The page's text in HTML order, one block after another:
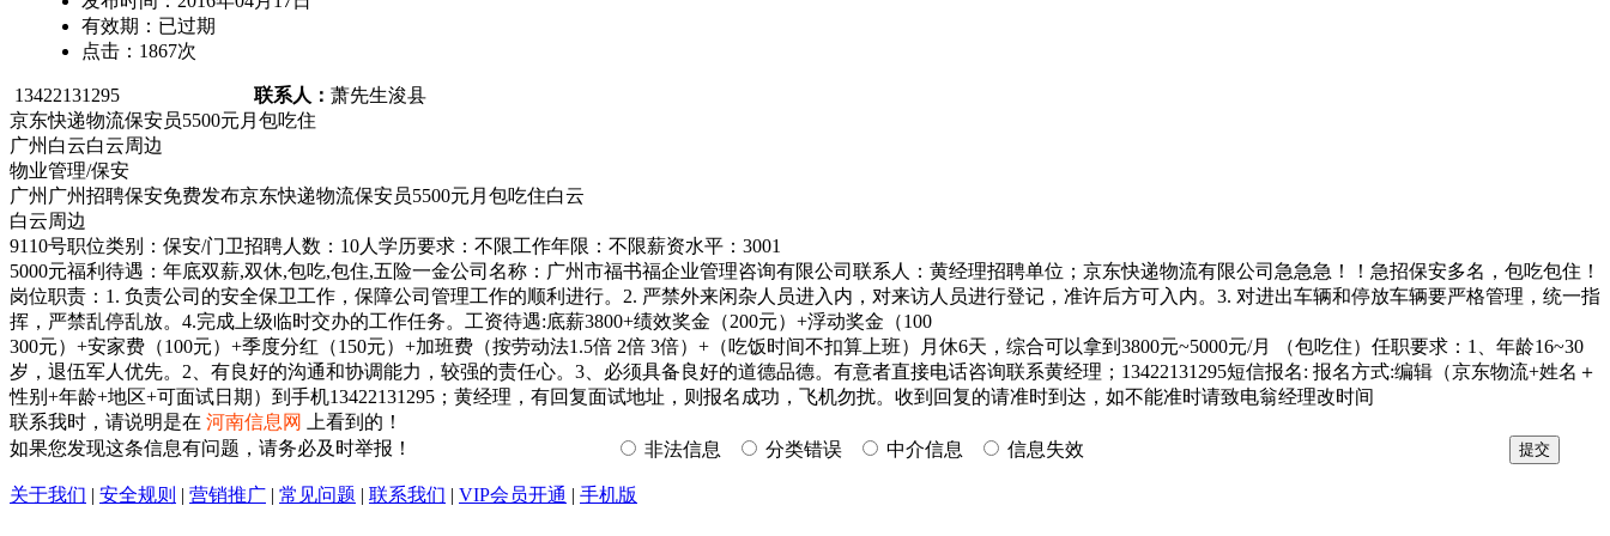
有效期： 已过期
点击： 1867次
13422131295 联系人： 萧先生浚县
京东快递物流保安员5500元月包吃住
广州白云白云周边
物业管理/保安
广州广州招聘保安免费发布京东快递物流保安员5500元月包吃住白云
白云周边
9110号职位类别：保安/门卫招聘人数：10人学历要求：不限工作年限：不限薪资水平：3001
5000元福利待遇：年底双薪,双休,包吃,包住,五险一金公司名称：广州市福书福企业管理咨询有限公司联系人：黄经理招聘单位；京东快递物流有限公司急急急！！急招保安多名，包吃包住！
岗位职责：1. 负责公司的安全保卫工作，保障公司管理工作的顺利进行。2. 严禁外来闲杂人员进入内，对来访人员进行登记，准许后方可入内。3. 对进出车辆和停放车辆要严格管理，统一指
挥，严禁乱停乱放。4.完成上级临时交办的工作任务。工资待遇:底薪3800+绩效奖金（200元）+浮动奖金（100
300元）+安家费（100元）+季度分红（150元）+加班费（按劳动法1.5倍 2倍 3倍）+（吃饭时间不扣算上班）月休6天，综合可以拿到3800元~5000元/月 （包吃住）任职要求：1、年龄16~30
岁，退伍军人优先。2、有良好的沟通和协调能力，较强的责任心。3、必须具备良好的道德品德。有意者直接电话咨询联系黄经理；13422131295短信报名: 报名方式:编辑（京东物流+姓名＋
性别+年龄+地区+可面试日期）到手机13422131295；黄经理，有回复面试地址，则报名成功，飞机勿扰。收到回复的请准时到达，如不能准时请致电翁经理改时间
联系我时，请说明是在 河南信息网
上看到的！
如果您发现这条信息有问题，请务必及时举报！
非法信息 分类错误 中介信息 信息失效
关于我们 | 安全规则 | 营销推广 | 常见问题 | 联系我们 | VIP会员开通 | 手机版